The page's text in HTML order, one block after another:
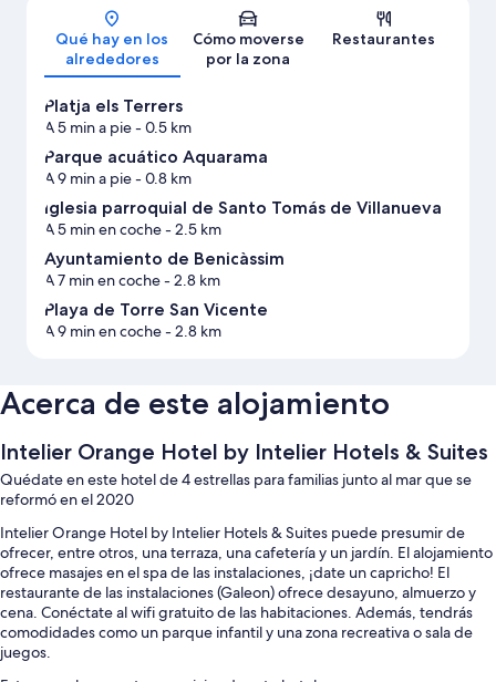
Mapa
Qué hay en los
alrededores
Cómo moverse
por la zona
Restaurantes
Platja els Terrers
A 5 min a pie- 0.5 km
Parque acuático Aquarama
A 9 min a pie- 0.8 km
Iglesia parroquial de Santo Tomás de Villanueva
A 5 min en coche- 2.5 km
Ayuntamiento de Benicàssim
A 7 min en coche- 2.8 km
Playa de Torre San Vicente
A 9 min en coche- 2.8 km
Acerca de este alojamiento
Intelier Orange Hotel by Intelier Hotels & Suites
Quédate en este hotel de 4 estrellas para familias junto al mar que se
reformó en el 2020
Intelier Orange Hotel by Intelier Hotels & Suites puede presumir de
ofrecer, entre otros, una terraza, una cafetería y un jardín. El alojamiento
ofrece masajes en el spa de las instalaciones, ¡date un capricho! El
restaurante de las instalaciones (Galeon) ofrece desayuno, almuerzo y
cena. Conéctate al wifi gratuito de las habitaciones. Además, tendrás
comodidades como un parque infantil y una zona recreativa o sala de
juegos.